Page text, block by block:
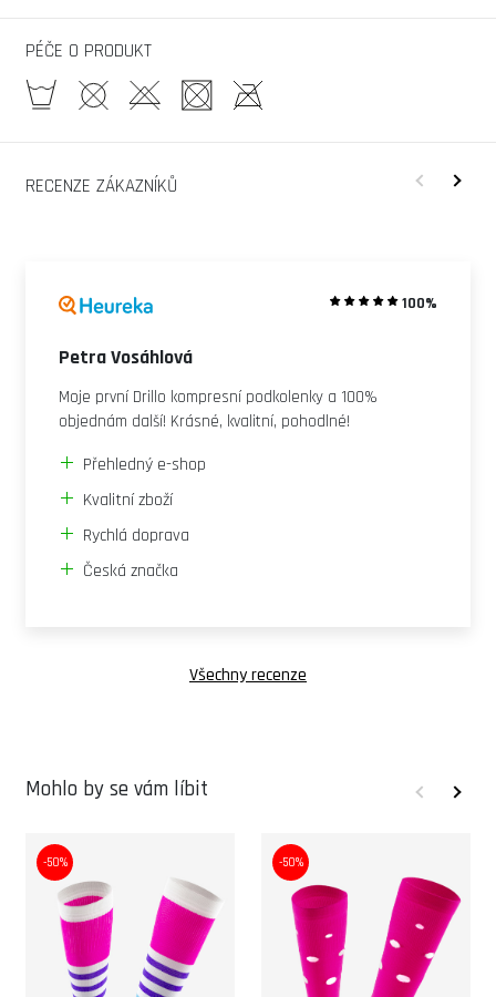
PÉČE O PRODUKT
RECENZE ZÁKAZNÍKŮ
100%
Petra Vosáhlová
Moje první Drillo kompresní podkolenky a 100%
objednám další! Krásné, kvalitní, pohodlné!
Přehledný e-shop
Kvalitní zboží
Rychlá doprava
Česká značka
Všechny recenze
Mohlo by se vám líbit
-50% -50%